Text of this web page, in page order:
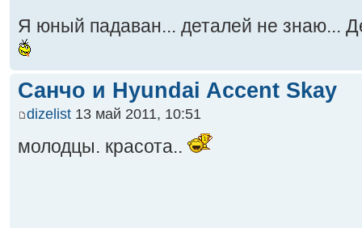
Я юный падаван... деталей не знаю...
Санчо и Hyundai Accent Skay
dizelist 13 май 2011, 10:51
молодцы. красота..